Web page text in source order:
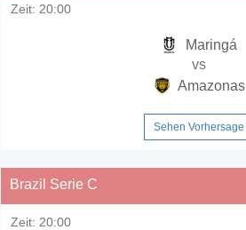
Zeit: 20:00
Maringá
vs
Amazonas
Sehen Vorhersage
Brazil Serie C
Zeit: 20:00